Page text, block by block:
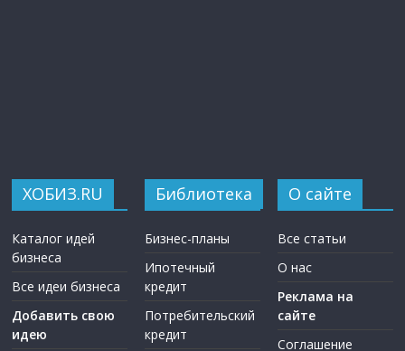
ХОБИЗ.RU
Каталог идей
бизнеса
Все идеи бизнеса
Добавить свою
идею
Библиотека
Бизнес-планы
Ипотечный
кредит
Потребительский
кредит
О сайте
Все статьи
О нас
Реклама на
сайте
Соглашение